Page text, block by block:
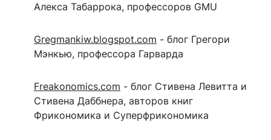
Алекса Табаррока, профессоров GMU
Gregmankiw.blogspot.com - блог Грегори
Мэнкью, профессора Гарварда
Freakonomics.com - блог Стивена Левитта и
Стивена Даббнера, авторов книг
Фрикономика и Суперфрикономика